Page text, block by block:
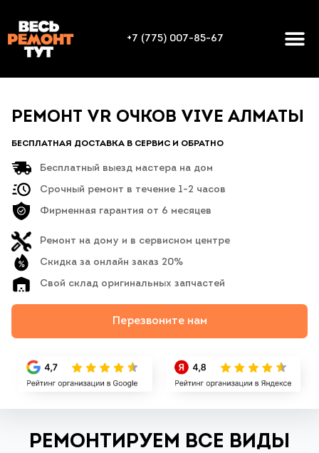
+7 (775) 007-85-67
РЕМОНТ VR ОЧКОВ VIVE АЛМАТЫ
БЕСПЛАТНАЯ ДОСТАВКА В СЕРВИС И ОБРАТНО
Бесплатный выезд мастера на дом
Срочный ремонт в течение 1-2 часов
Фирменная гарантия от 6 месяцев
Ремонт на дому и в сервисном центре
Скидка за онлайн заказ 20%
Свой склад оригинальных запчастей
Перезвоните нам
РЕМОНТИРУЕМ ВСЕ ВИДЫ